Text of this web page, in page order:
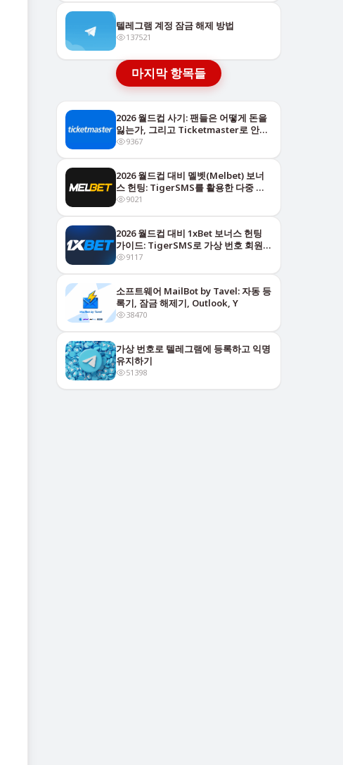
텔레그램 계정 잠금 해제 방법
137521
마지막 항목들
2026 월드컵 사기: 팬들은 어떻게 돈을
잃는가, 그리고 Ticketmaster로 안전
하9367
2026 월드컵 대비 멜벳(Melbet) 보너
스 헌팅: TigerSMS를 활용한 다중 계
정9021
2026 월드컵 대비 1xBet 보너스 헌팅
가이드: TigerSMS로 가상 번호 회원가
입9117
소프트웨어 MailBot by Tavel: 자동 등
록기, 잠금 해제기, Outlook, Y
38470
가상 번호로 텔레그램에 등록하고 익명
유지하기
51398